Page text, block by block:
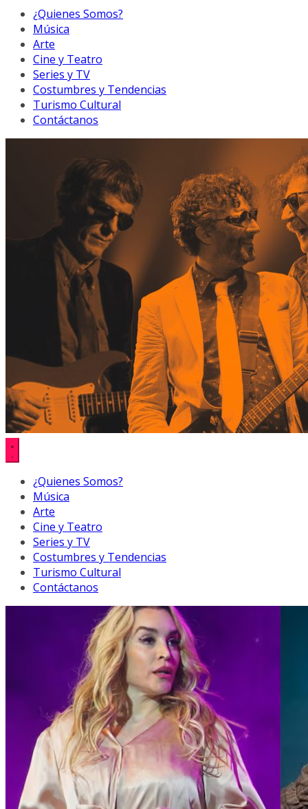
¿Quienes Somos?
Música
Arte
Cine y Teatro
Series y TV
Costumbres y Tendencias
Turismo Cultural
Contáctanos
¿Quienes Somos?
Música
Arte
Cine y Teatro
Series y TV
Costumbres y Tendencias
Turismo Cultural
Contáctanos